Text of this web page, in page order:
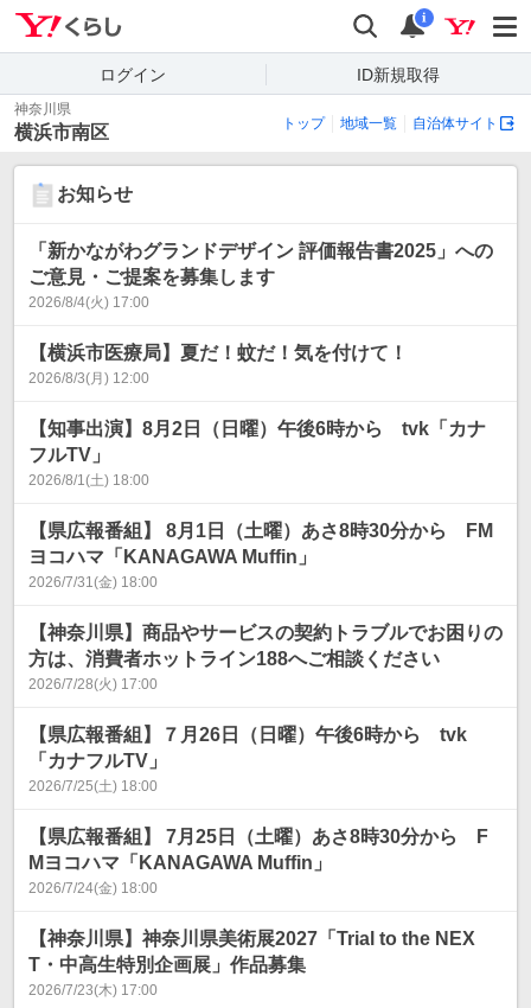
検索 通知
i
ログイン ID新規取得
神奈川県
横浜市南区 トップ 地域一覧 自治体サイト
お知らせ
「新かながわグランドデザイン 評価報告書2025」への
ご意見・ご提案を募集します
2026/8/4(火) 17:00
【横浜市医療局】夏だ！蚊だ！気を付けて！
2026/8/3(月) 12:00
【知事出演】8月2日（日曜）午後6時から tvk「カナ
フルTV」
2026/8/1(土) 18:00
【県広報番組】 8月1日（土曜）あさ8時30分から FM
ヨコハマ「KANAGAWA Muffin」
2026/7/31(金) 18:00
【神奈川県】商品やサービスの契約トラブルでお困りの
方は、消費者ホットライン188へご相談ください
2026/7/28(火) 17:00
【県広報番組】７月26日（日曜）午後6時から tvk
「カナフルTV」
2026/7/25(土) 18:00
【県広報番組】 7月25日（土曜）あさ8時30分から F
Mヨコハマ「KANAGAWA Muffin」
2026/7/24(金) 18:00
【神奈川県】神奈川県美術展2027「Trial to the NEX
T・中高生特別企画展」作品募集
2026/7/23(木) 17:00